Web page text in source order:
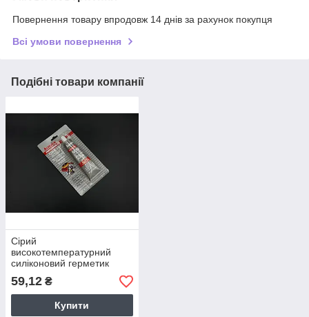
Повернення товару впродовж 14 днів за рахунок покупця
Всі умови повернення
Подібні товари компанії
Сірий
високотемпературний
силіконовий герметик
Asmaco 999 (85 грам)
59,12 ₴
Купити